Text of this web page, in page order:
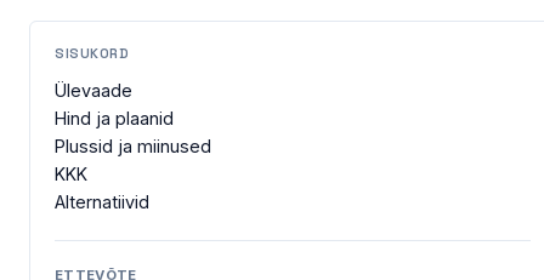
SISUKORD
Ülevaade
Hind ja plaanid
Plussid ja miinused
KKK
Alternatiivid
ETTEVÕTE